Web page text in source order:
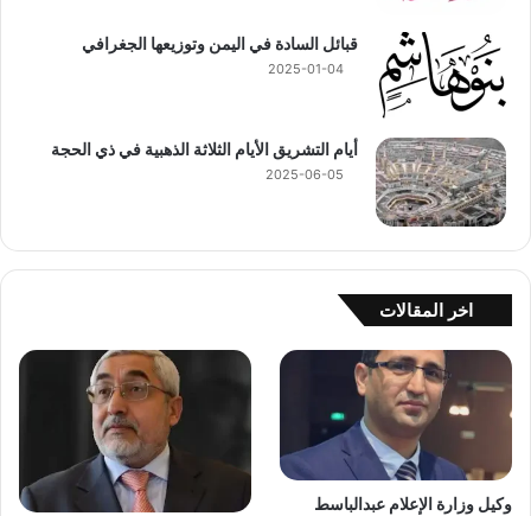
قبائل السادة في اليمن وتوزيعها الجغرافي
2025-01-04
أيام التشريق الأيام الثلاثة الذهبية في ذي الحجة
2025-06-05
اخر المقالات
وكيل وزارة الإعلام عبدالباسط